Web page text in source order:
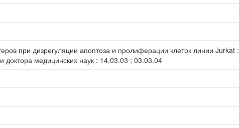
при дизрегуляции апоптоза и пролиферации клеток линии Jurkat :
доктора медицинских наук : 14.03.03 ; 03.03.04